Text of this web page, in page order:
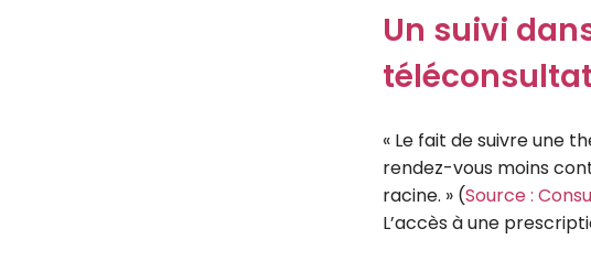
Un suivi
« Le fait de suivre une
rendez-vous moins
racine. » (Source :
L’accès à une